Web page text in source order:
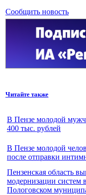
Сообщить новость
Читайте также
В Пензе молодой
400 тыс. рублей
В Пензе молодой
после отправки
Пензенская область
модернизации систем
Пологовском